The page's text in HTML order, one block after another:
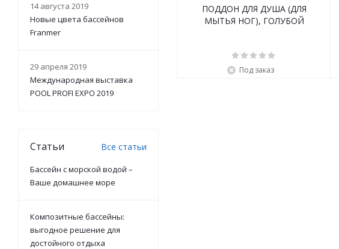
ПОДДОН ДЛЯ ДУША (ДЛЯ
МЫТЬЯ НОГ), ГОЛУБОЙ
Под заказ
14 августа 2019
Новые цвета бассейнов
Franmer
29 апреля 2019
Международная выставка
POOL PROFI EXPO 2019
Статьи Все статьи
Бассейн с морской водой –
Ваше домашнее море
Композитные бассейны:
выгодное решение для
достойного отдыха